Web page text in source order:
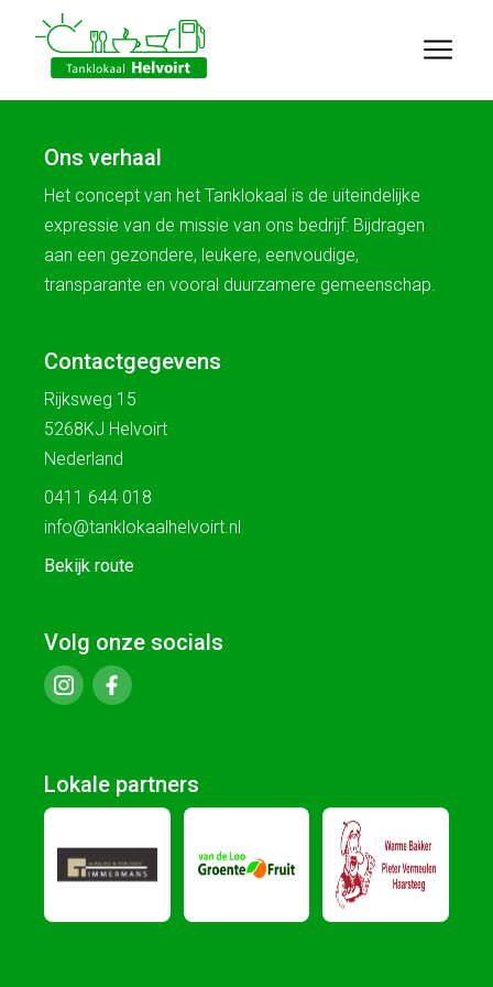
Ons verhaal
Het concept van het Tanklokaal is de uiteindelijke
expressie van de missie van ons bedrijf: Bijdragen
aan een gezondere, leukere, eenvoudige,
transparante en vooral duurzamere gemeenschap.
Contactgegevens
Rijksweg 15
5268KJ Helvoirt
Nederland
0411 644 018
info@tanklokaalhelvoirt.nl
Bekijk route
Volg onze socials
Lokale partners